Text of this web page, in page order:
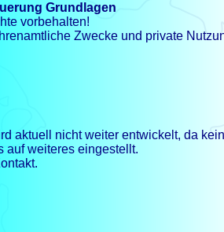
Grundlagen
vorbehalten!
Zwecke und private
aktuell nicht weiter entwickelt, da
auf weiteres eingestellt.